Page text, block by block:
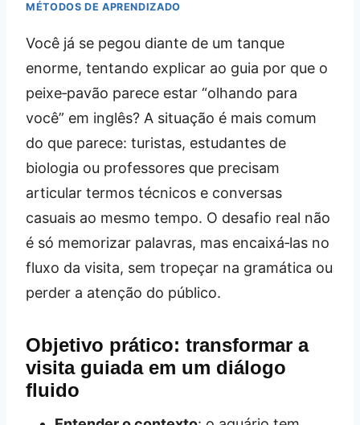
MÉTODOS DE APRENDIZADO
Você já se pegou diante de um tanque
enorme, tentando explicar ao guia por que o
peixe‑pavão parece estar “olhando para
você” em inglês? A situação é mais comum
do que parece: turistas, estudantes de
biologia ou professores que precisam
articular termos técnicos e conversas
casuais ao mesmo tempo. O desafio real não
é só memorizar palavras, mas encaixá‑las no
fluxo da visita, sem tropeçar na gramática ou
perder a atenção do público.
Objetivo prático: transformar a
visita guiada em um diálogo
fluido